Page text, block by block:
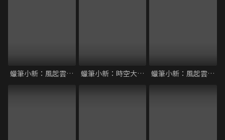
蠟筆小新：風起雲湧！光榮燒肉之路 蠟筆小新：時空大冒險 蠟筆小新：風起雲湧！壯烈！戰國大會戰